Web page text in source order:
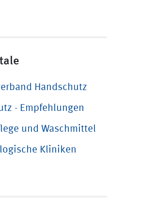
Handschutz
- Empfehlungen
und Waschmittel
Kliniken